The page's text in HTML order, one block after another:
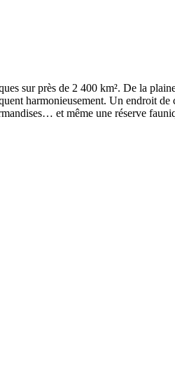
sur près de 2 400 km². De la
harmonieusement. Un endroit
et même une réserve